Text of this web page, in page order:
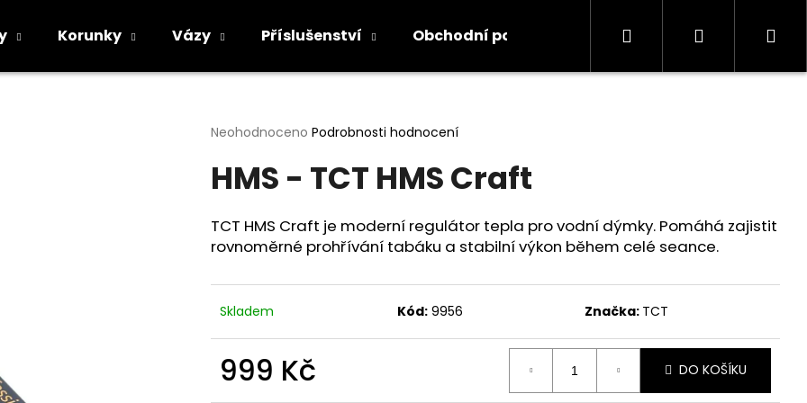
Korunky Vázy Příslušenství Obchodní podmínky Kontakty Informace
Hledat Přihlášení
Průměrné
produktu
je
z
5
hvězdiček.
Neohodnoceno Podrobnosti hodnocení
HMS - TCT HMS Craft
TCT HMS Craft je moderní regulátor tepla pro vodní dýmky. Pomáhá zajistit
rovnoměrné prohřívání tabáku a stabilní výkon během celé seance.
Skladem Kód: 9956 Značka: TCT
999 Kč DO KOŠÍKU
HLEDAT